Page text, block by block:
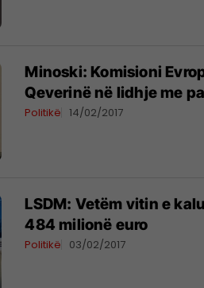
Minoski: Komisioni
Qeverinë në lidhje me
Politikë 14/02/2017
LSDM: Vetëm vitin e
484 milionë euro
Politikë 03/02/2017